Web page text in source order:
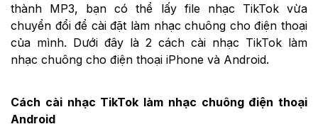
thành MP3, bạn có thể lấy file nhạc TikTok vừa
chuyển đổi để cài đặt làm nhạc chuông cho điện thoại
của mình. Dưới đây là 2 cách cài nhạc TikTok làm
nhạc chuông cho điện thoại iPhone và Android.
Cách cài nhạc TikTok làm nhạc chuông điện thoại
Android